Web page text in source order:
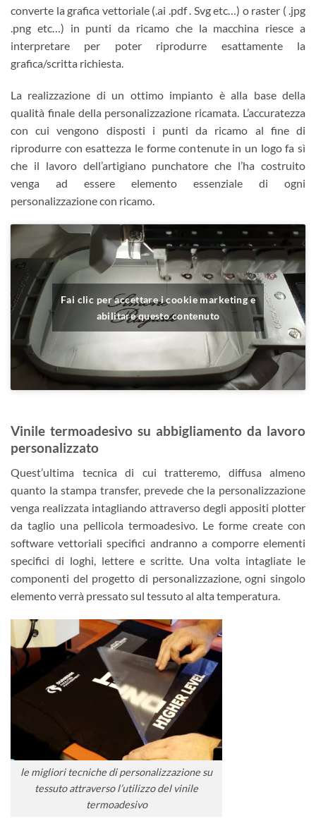
converte la grafica vettoriale (.ai .pdf . Svg etc…) o raster ( .jpg
.png etc…) in punti da ricamo che la macchina riesce a
interpretare per poter riprodurre esattamente la
grafica/scritta richiesta.
La realizzazione di un ottimo impianto è alla base della
qualità finale della personalizzazione ricamata. L’accuratezza
con cui vengono disposti i punti da ricamo al fine di
riprodurre con esattezza le forme contenute in un logo fa sì
che il lavoro dell’artigiano punchatore che l’ha costruito
venga ad essere elemento essenziale di ogni
personalizzazione con ricamo.
Fai clic per accettare i cookie marketing e
abilitare questo contenuto
Vinile termoadesivo su abbigliamento da lavoro
personalizzato
Quest’ultima tecnica di cui tratteremo, diffusa almeno
quanto la stampa transfer, prevede che la personalizzazione
venga realizzata intagliando attraverso degli appositi plotter
da taglio una pellicola termoadesivo. Le forme create con
software vettoriali specifici andranno a comporre elementi
specifici di loghi, lettere e scritte. Una volta intagliate le
componenti del progetto di personalizzazione, ogni singolo
elemento verrà pressato sul tessuto al alta temperatura.
le migliori tecniche di personalizzazione su
tessuto attraverso l’utilizzo del vinile
termoadesivo